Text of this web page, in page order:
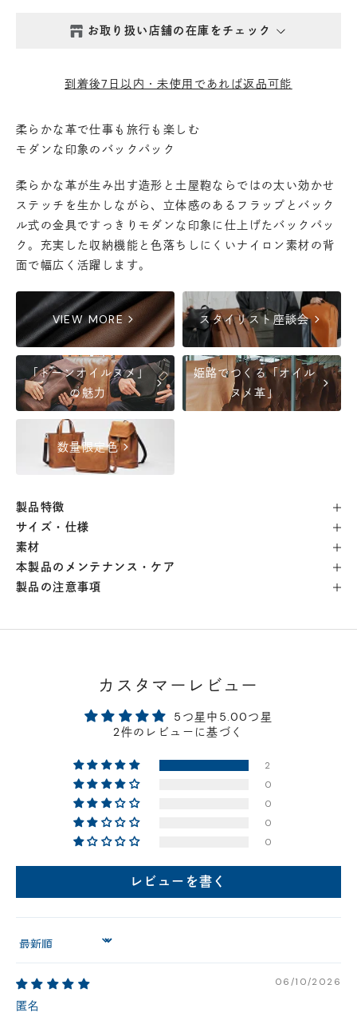
お取り扱い店舗の在庫をチェック
丸の内店- 在庫 - ×
渋谷店 - 在庫 -×
六本木店 - 在庫 -×
日本橋店- 在庫 -×
自由が丘店- 在庫 -×
横浜店- 在庫 -×
軽井澤工房店 - 在庫 -
神戸店- 在庫 -
京都店 - 在庫 - ×
店舗に在庫がある場合、お支払金額が合計300,000
円(税込)以下の場合、代引きでのご配送も可能です。
在庫状況について
※在庫ありの表示の際にも売り切れや他のお客様の取り置きの場合がご
ざいます。
※在庫状況は随時変動しているため、ご来店時に売り切れの場合がござ
※新製品については、在庫表示が発売開始日までに変動する場合がござ
最新の在庫状況については、ご利用店舗に直接お問い
合わせください。店舗一覧はこちら
到着後7日以内・未使用であれば返品可能
柔らかな革で仕事も旅行も楽しむ
モダンな印象のバックパック
柔らかな革が生み出す造形と土屋鞄ならではの太い効かせ
ステッチを生かしながら、立体感のあるフラップとバック
ル式の金具ですっきりモダンな印象に仕上げたバックパッ
ク。充実した収納機能と色落ちしにくいナイロン素材の背
面で幅広く活躍します。
VIEW MOREchevron_right スタイリスト座談会chevron_right
「トーンオイルヌメ」
の魅力
chevron_right
姫路でつくる「オイル
ヌメ革」
chevron_right
数量限定色chevron_right
製品特徴
サイズ・仕様
素材
本製品のメンテナンス・ケア
製品の注意事項
カスタマーレビュー
5つ星中5.00つ星
2件のレビューに基づく
2
0
0
0
0
レビューを書く
Sort by
06/10/2026
匿名